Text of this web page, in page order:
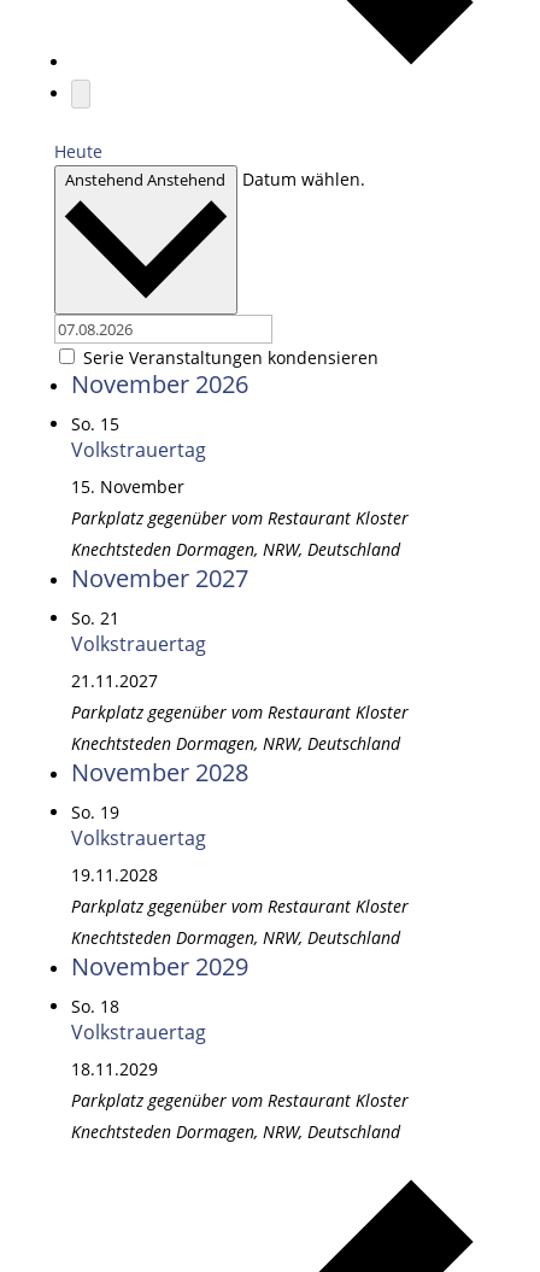
Heute
AnstehendAnstehend Datum wählen.
Serie Veranstaltungen kondensieren
November 2026
So. 15
Volkstrauertag
15. November
Parkplatz gegenüber vom Restaurant Kloster
Knechtsteden Dormagen, NRW, Deutschland
November 2027
So. 21
Volkstrauertag
21.11.2027
Parkplatz gegenüber vom Restaurant Kloster
Knechtsteden Dormagen, NRW, Deutschland
November 2028
So. 19
Volkstrauertag
19.11.2028
Parkplatz gegenüber vom Restaurant Kloster
Knechtsteden Dormagen, NRW, Deutschland
November 2029
So. 18
Volkstrauertag
18.11.2029
Parkplatz gegenüber vom Restaurant Kloster
Knechtsteden Dormagen, NRW, Deutschland